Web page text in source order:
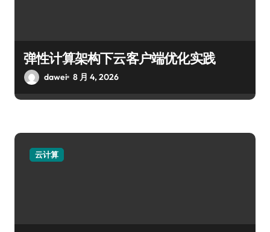
弹性计算架构下云客户端优化实践
dawei 8 月 4, 2026
云计算